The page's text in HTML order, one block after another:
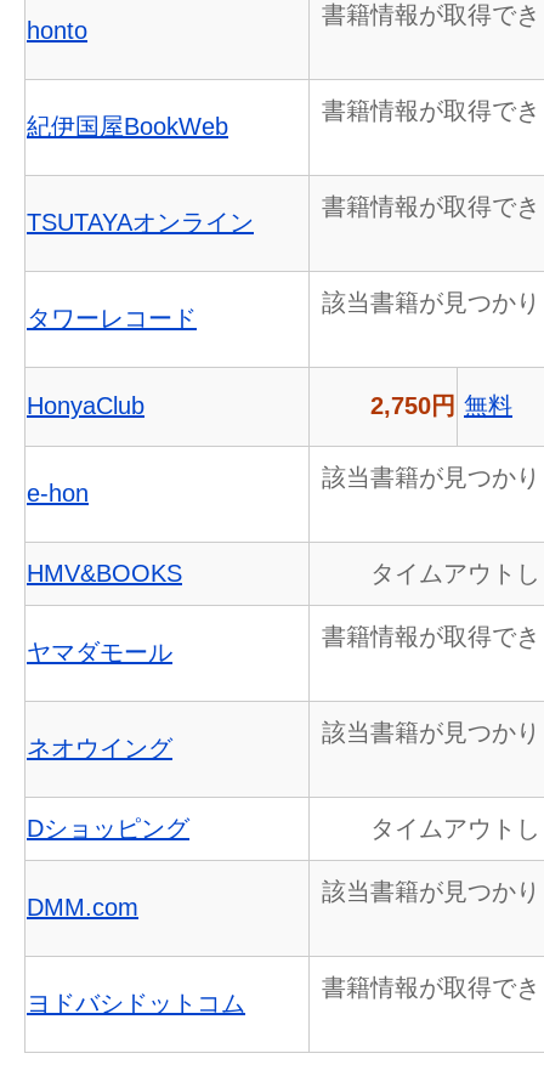
honto
書籍情報が取得で
紀伊国屋BookWeb
書籍情報が取得で
TSUTAYAオンライン
書籍情報が取得で
タワーレコード
該当書籍が見つか
HonyaClub 2,750円 無料
e-hon
該当書籍が見つか
HMV&BOOKS タイムアウト
ヤマダモール
書籍情報が取得で
ネオウイング
該当書籍が見つか
Dショッピング タイムアウト
DMM.com
該当書籍が見つか
ヨドバシドットコム
書籍情報が取得で